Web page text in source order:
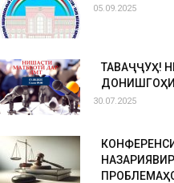
05.09.2025
ТАВАҶҶУҲ!
30.07.2025